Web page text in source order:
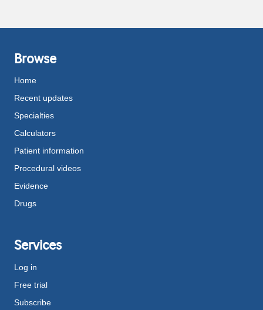
Browse
Home
Recent updates
Specialties
Calculators
Patient information
Procedural videos
Evidence
Drugs
Services
Log in
Free trial
Subscribe